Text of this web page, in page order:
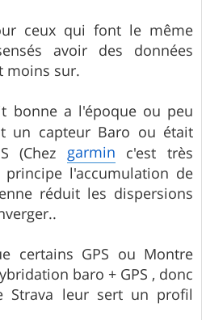
ceux qui font le même
avoir des données
moins sur.
bonne a l'époque ou peu
un capteur Baro ou était
(Chez garmin c'est très
l'accumulation de
réduit les dispersions
certains GPS ou Montre
baro + GPS , donc
Strava leur sert un profil